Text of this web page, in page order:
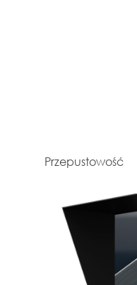
Przepustowość